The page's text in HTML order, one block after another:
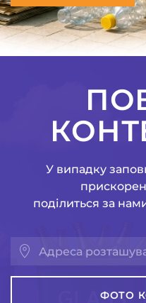
У випадку
поділиться за
ФОТО